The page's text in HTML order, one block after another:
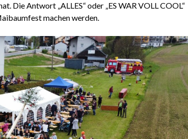
Die Antwort „ALLES“ oder „ES WAR VOLL COOL“
machen werden.